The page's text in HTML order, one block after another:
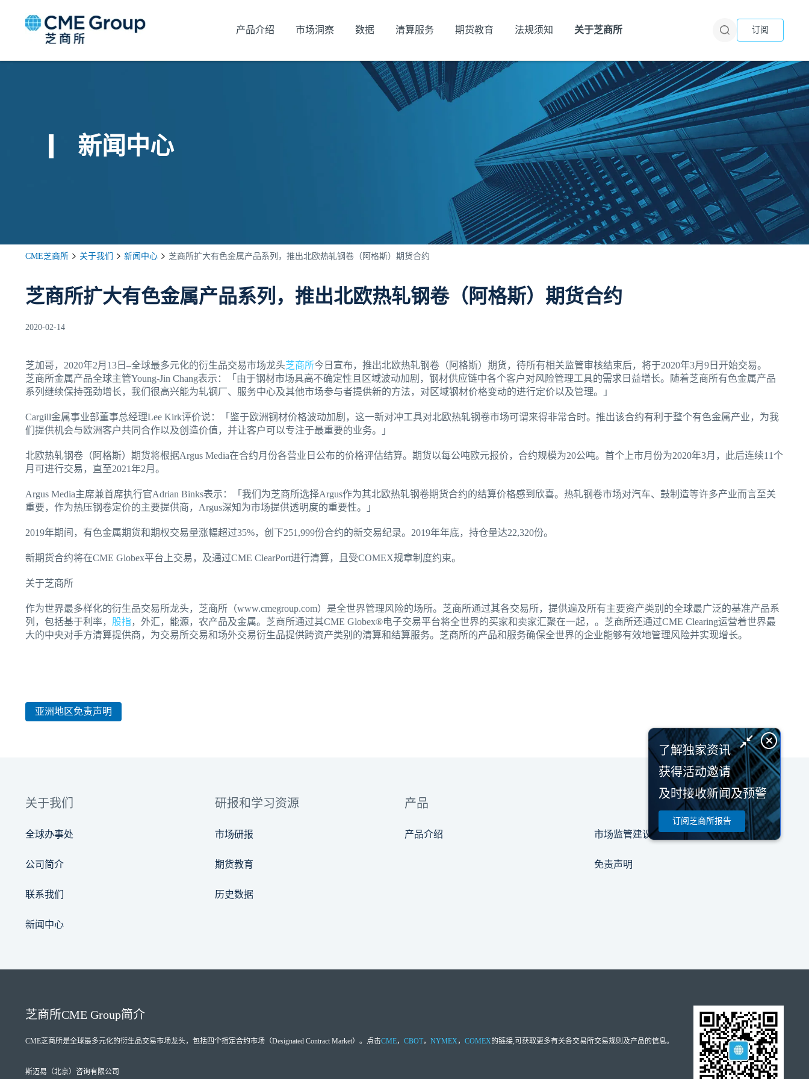
产品介绍 市场洞察 数据 清算服务 期货教育 法规须知 关于芝商所 订阅
新闻中心
CME芝商所 关于我们 新闻中心 芝商所扩大有色金属产品系列，推出北欧热轧钢卷（阿格斯）期货合约
芝商所扩大有色金属产品系列，推出北欧热轧钢卷（阿格斯）期货合约
2020-02-14
芝加哥，2020年2月13日–全球最多元化的衍生品交易市场龙头芝商所今日宣布，推出北欧热轧钢卷（阿格斯）期货，待所有相关监管审核结束后，将于2020年3月9日开始交易。
芝商所金属产品全球主管Young-Jin Chang表示：「由于钢材市场具高不确定性且区域波动加剧，钢材供应链中各个客户对风险管理工具的需求日益增长。随着芝商所有色金属产品
系列继续保持强劲增长，我们很高兴能为轧钢厂、服务中心及其他市场参与者提供新的方法，对区域钢材价格变动的进行定价以及管理。」
Cargill金属事业部董事总经理Lee Kirk评价说：「鉴于欧洲钢材价格波动加剧，这一新对冲工具对北欧热轧钢卷市场可谓来得非常合时。推出该合约有利于整个有色金属产业，为我
们提供机会与欧洲客户共同合作以及创造价值，并让客户可以专注于最重要的业务。」
北欧热轧钢卷（阿格斯）期货将根据Argus Media在合约月份各营业日公布的价格评估结算。期货以每公吨欧元报价，合约规模为20公吨。首个上市月份为2020年3月，此后连续11个
月可进行交易，直至2021年2月。
Argus Media主席兼首席执行官Adrian Binks表示：「我们为芝商所选择Argus作为其北欧热轧钢卷期货合约的结算价格感到欣喜。热轧钢卷市场对汽车、鼓制造等许多产业而言至关
重要，作为热压钢卷定价的主要提供商，Argus深知为市场提供透明度的重要性。」
2019年期间，有色金属期货和期权交易量涨幅超过35%，创下251,999份合约的新交易纪录。2019年年底，持仓量达22,320份。
新期货合约将在CME Globex平台上交易，及通过CME ClearPort进行清算，且受COMEX规章制度约束。
关于芝商所
作为世界最多样化的衍生品交易所龙头，芝商所（www.cmegroup.com）是全世界管理风险的场所。芝商所通过其各交易所，提供遍及所有主要资产类别的全球最广泛的基准产品系
列，包括基于利率， 股指，外汇，能源，农产品及金属。芝商所通过其CME Globex®电子交易平台将全世界的买家和卖家汇聚在一起，。芝商所还通过CME Clearing运营着世界最
大的中央对手方清算提供商，为交易所交易和场外交易衍生品提供跨资产类别的清算和结算服务。芝商所的产品和服务确保全世界的企业能够有效地管理风险并实现增长。
亚洲地区免责声明
了解独家资讯
获得活动邀请
及时接收新闻及预警
订阅芝商所报告
关于我们
全球办事处
公司简介
联系我们
新闻中心
研报和学习资源
市场研报
期货教育
历史数据
产品
产品介绍 市场监管建议通告
免责声明
芝商所CME Group简介
CME芝商所是全球最多元化的衍生品交易市场龙头，包括四个指定合约市场（Designated Contract Market）。点击CME， CBOT， NYMEX， COMEX的链接,可获取更多有关各交易所交易规则及产品的信息。
斯迈易（北京）咨询有限公司